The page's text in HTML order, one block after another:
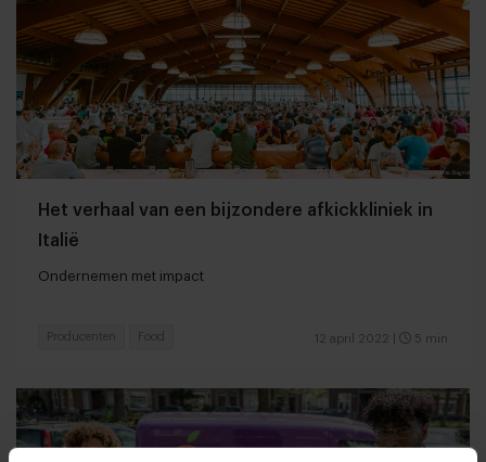
Het verhaal van een bijzondere afkickkliniek in
Italië
Ondernemen met impact
12 april 2022 5 min
Producenten Food